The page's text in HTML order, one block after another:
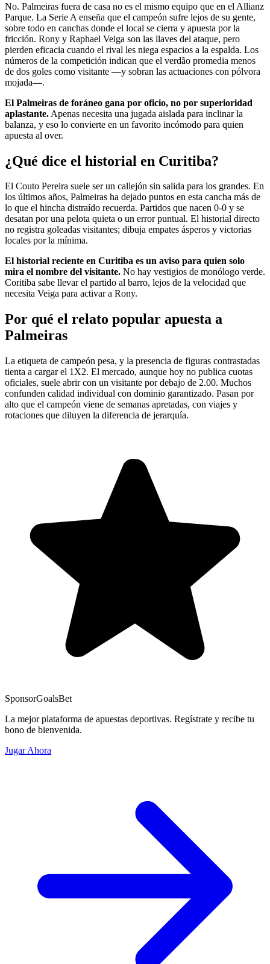
No. Palmeiras fuera de casa no es el mismo equipo que en el Allianz
Parque. La Serie A enseña que el campeón sufre lejos de su gente,
sobre todo en canchas donde el local se cierra y apuesta por la
fricción. Rony y Raphael Veiga son las llaves del ataque, pero
pierden eficacia cuando el rival les niega espacios a la espalda. Los
números de la competición indican que el verdão promedia menos
de dos goles como visitante —y sobran las actuaciones con pólvora
mojada—.
El Palmeiras de foráneo gana por oficio, no por superioridad
aplastante. Apenas necesita una jugada aislada para inclinar la
balanza, y eso lo convierte en un favorito incómodo para quien
apuesta al over.
¿Qué dice el historial en Curitiba?
El Couto Pereira suele ser un callejón sin salida para los grandes. En
los últimos años, Palmeiras ha dejado puntos en esta cancha más de
lo que el hincha distraído recuerda. Partidos que nacen 0-0 y se
desatan por una pelota quieta o un error puntual. El historial directo
no registra goleadas visitantes; dibuja empates ásperos y victorias
locales por la mínima.
El historial reciente en Curitiba es un aviso para quien solo
mira el nombre del visitante. No hay vestigios de monólogo verde.
Coritiba sabe llevar el partido al barro, lejos de la velocidad que
necesita Veiga para activar a Rony.
Por qué el relato popular apuesta a
Palmeiras
La etiqueta de campeón pesa, y la presencia de figuras contrastadas
tienta a cargar el 1X2. El mercado, aunque hoy no publica cuotas
oficiales, suele abrir con un visitante por debajo de 2.00. Muchos
confunden calidad individual con dominio garantizado. Pasan por
alto que el campeón viene de semanas apretadas, con viajes y
rotaciones que diluyen la diferencia de jerarquía.
SponsorGoalsBet
La mejor plataforma de apuestas deportivas. Regístrate y recibe tu
bono de bienvenida.
Jugar Ahora